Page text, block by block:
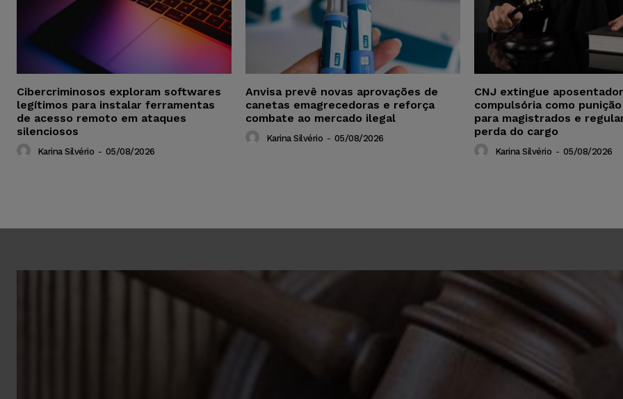
Cibercriminosos exploram softwares
legítimos para instalar ferramentas
de acesso remoto em ataques
silenciosos
Karina Silvério - 05/08/2026
Anvisa prevê novas aprovações de
canetas emagrecedoras e reforça
combate ao mercado ilegal
Karina Silvério - 05/08/2026
CNJ extingue
compulsória como
para magistrados e
perda do cargo
Karina Silvério - 05/08/2026